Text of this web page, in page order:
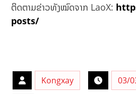
ຕິດຕາມຂ່າວທັງໝົດຈາກ LaoX:
posts/
Kongxay 03/